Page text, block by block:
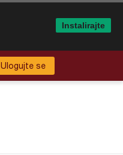
Ulogujte se
Instalirajte